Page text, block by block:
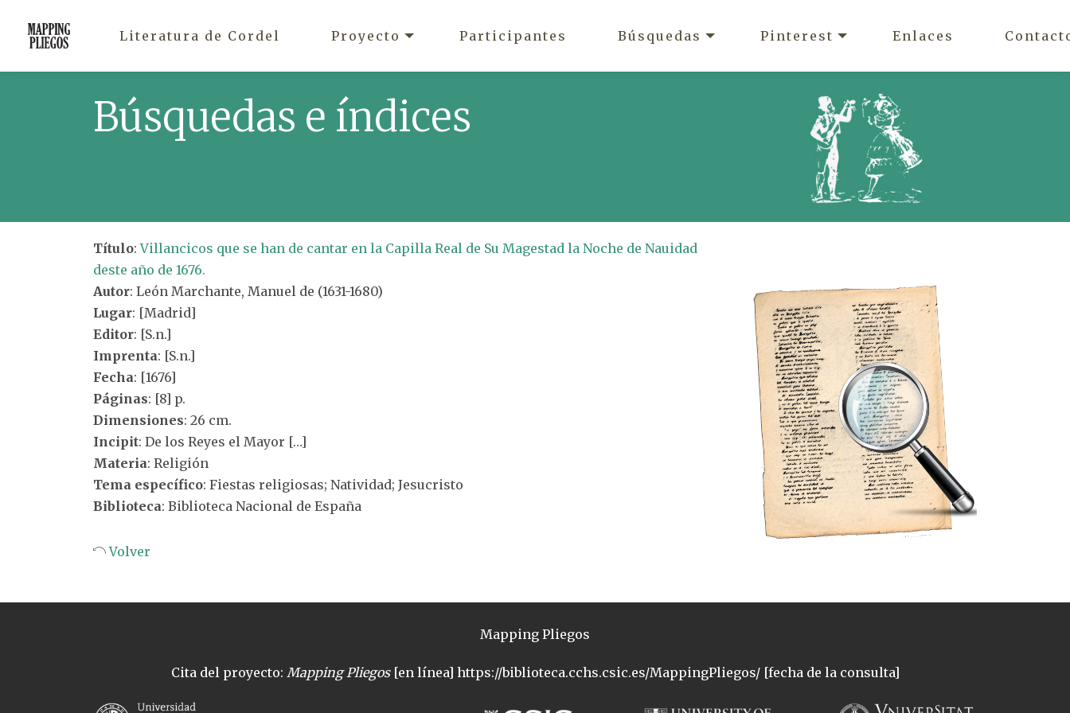
Literatura de Cordel Proyecto Participantes Búsquedas Pinterest Enlaces
Búsquedas e índices
Título:Villancicos que se han de cantar en la Capilla Real de Su Magestad la Noche de Nauidad
deste año de 1676.
Autor: León Marchante, Manuel de (1631-1680)
Lugar: [Madrid]
Editor: [S.n.]
Imprenta: [S.n.]
Fecha: [1676]
Páginas: [8] p.
Dimensiones: 26 cm.
Incipit: De los Reyes el Mayor […]
Materia: Religión
Tema específico: Fiestas religiosas; Natividad; Jesucristo
Biblioteca: Biblioteca Nacional de España
Volver
Mapping Pliegos
Cita del proyecto: Mapping Pliegos[en línea] https://biblioteca.cchs.csic.es/MappingPliegos/ [fecha de la consulta]